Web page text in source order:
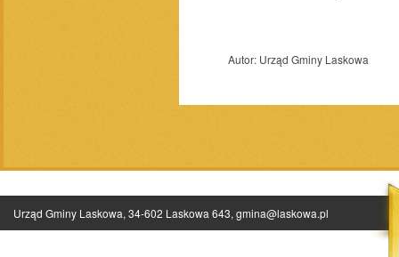
Autor: Urząd Gminy Laskowa
Urząd Gminy Laskowa, 34-602 Laskowa 643, gmina@laskowa.pl